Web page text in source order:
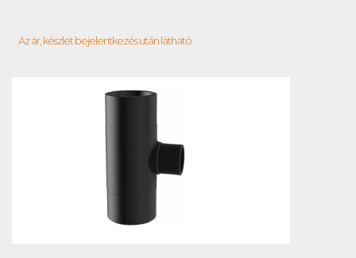
Az ár, készlet bejelentkezés után látható